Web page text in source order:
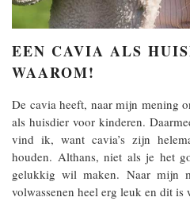
EEN CAVIA ALS
WAAROM!
De cavia heeft, naar mijn mening
als huisdier voor kinderen.
vind ik, want cavia’s zijn
houden. Althans, niet als je het
gelukkig wil maken. Naar mijn
volwassenen heel erg leuk en dit is